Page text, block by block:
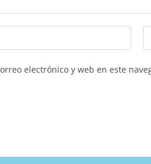
electrónico y web en este